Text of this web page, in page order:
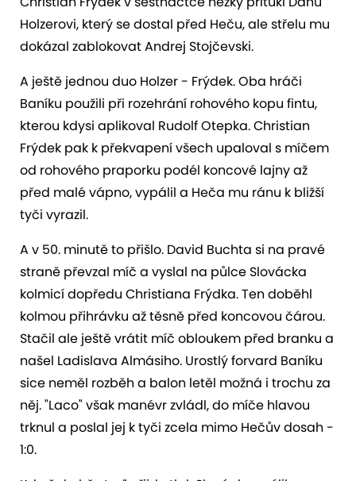
Holzerovi, který se dostal před Heču, ale střelu mu
dokázal zablokovat Andrej Stojčevski.
A ještě jednou duo Holzer - Frýdek. Oba hráči
Baníku použili při rozehrání rohového kopu fintu,
kterou kdysi aplikoval Rudolf Otepka. Christian
Frýdek pak k překvapení všech upaloval s míčem
od rohového praporku podél koncové lajny až
před malé vápno, vypálil a Heča mu ránu k bližší
tyči vyrazil.
A v 50. minutě to přišlo. David Buchta si na pravé
straně převzal míč a vyslal na půlce Slovácka
kolmicí dopředu Christiana Frýdka. Ten doběhl
kolmou přihrávku až těsně před koncovou čárou.
Stačil ale ještě vrátit míč obloukem před branku a
našel Ladislava Almásiho. Urostlý forvard Baníku
sice neměl rozběh a balon letěl možná i trochu za
něj. "Laco" však manévr zvládl, do míče hlavou
trknul a poslal jej k tyči zcela mimo Hečův dosah -
1:0.